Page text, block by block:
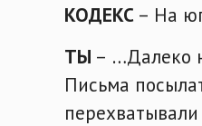
КОДЕКС – На
ТЫ – …Далеко
Письма